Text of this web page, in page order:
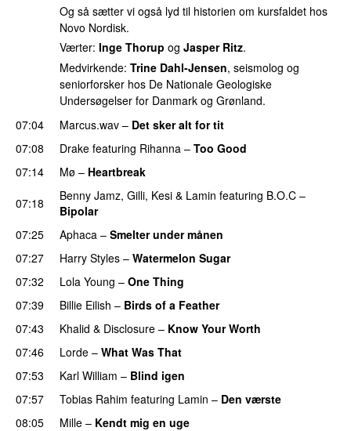
Og så sætter vi også lyd til historien om kursfaldet hos
Novo Nordisk.
Værter: Inge Thorup og Jasper Ritz.
Medvirkende: Trine Dahl-Jensen, seismolog og
seniorforsker hos De Nationale Geologiske
Undersøgelser for Danmark og Grønland.
07:04
Marcus.wav – Det sker alt for tit
07:08 Drake featuring Rihanna – Too Good
07:14
Mø – Heartbreak
07:18
Benny Jamz, Gilli, Kesi & Lamin featuring B.O.C –
Bipolar
07:25
Aphaca – Smelter under månen
07:27 Harry Styles – Watermelon Sugar
07:32
Lola Young – One Thing
07:39 Billie Eilish – Birds of a Feather
07:43
Khalid & Disclosure – Know Your Worth
07:46 Lorde – What Was That
07:53 Karl William – Blind igen
07:57
Tobias Rahim featuring Lamin – Den værste
08:05
Mille – Kendt mig en uge